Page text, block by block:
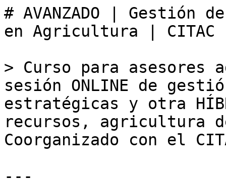
# AVANZADO | Gestión
en Agricultura | CITAC
> Curso para asesores
sesión ONLINE de
estratégicas y otra
recursos, agricultura
Coorganizado con el
---